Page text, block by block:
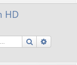
HD
Suche